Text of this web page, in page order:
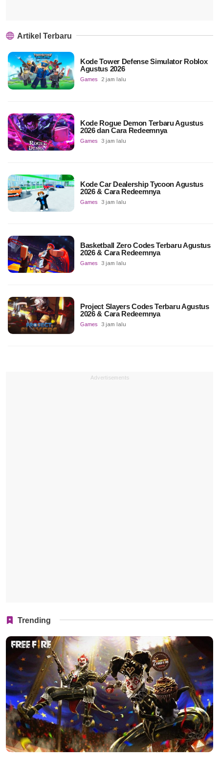
Artikel Terbaru
Kode Tower Defense Simulator Roblox
Agustus 2026
Games 2 jam lalu
Kode Rogue Demon Terbaru Agustus
2026 dan Cara Redeemnya
Games 3 jam lalu
Kode Car Dealership Tycoon Agustus
2026 & Cara Redeemnya
Games 3 jam lalu
Basketball Zero Codes Terbaru Agustus
2026 & Cara Redeemnya
Games 3 jam lalu
Project Slayers Codes Terbaru Agustus
2026 & Cara Redeemnya
Games 3 jam lalu
Advertisements
Trending